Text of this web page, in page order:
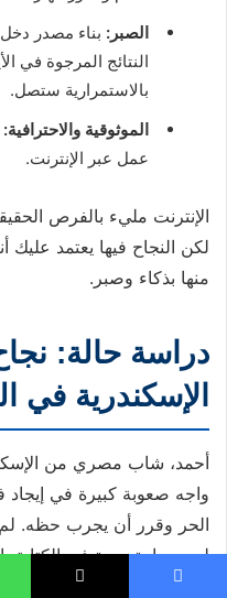
الصبر: بناء مصدر
النتائج المرجوة في
بالاستمرارية ستصل.
الموثوقية والاحترافية:
عمل عبر الإنترنت.
الإنترنت مليء بالفرص
لكن النجاح فيها يعتمد
منها بذكاء وصبر.
دراسة حالة:
الإسكندرية في
أحمد، شاب مصري من
واجه صعوبة كبيرة في
الحر وقرر أن يجرب حظه.
لديه مهارة جيدة في الكتابة
بالتعلم الذاتي المكثف في